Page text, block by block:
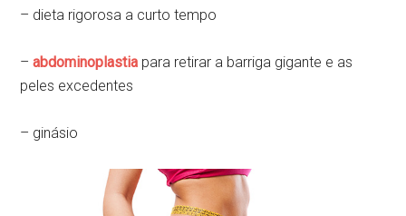
– dieta rigorosa a curto tempo
–abdominoplastia para retirar a barriga gigante e as
peles excedentes
– ginásio